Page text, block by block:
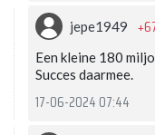
jepe1949
Een kleine 180
Succes daarmee.
17-06-2024 07:44